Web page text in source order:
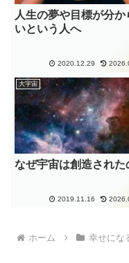
人生の夢や目標が分か
いという人へ
2020.12.29
大宇宙
なぜ宇宙は創造された
2019.11.16
ホーム 幸せにな